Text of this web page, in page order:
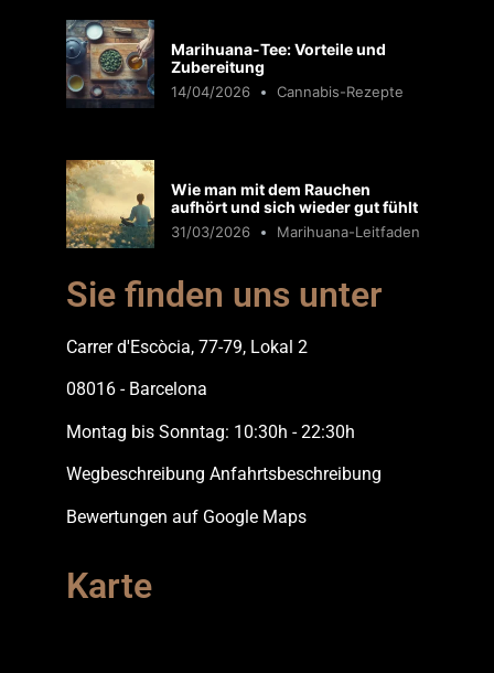
Marihuana-Tee: Vorteile und
Zubereitung
14/04/2026 Cannabis-Rezepte
Wie man mit dem Rauchen
aufhört und sich wieder gut fühlt
31/03/2026 Marihuana-Leitfaden
Sie finden uns unter
Carrer d'Escòcia, 77-79, Lokal 2
08016 - Barcelona
Montag bis Sonntag: 10:30h - 22:30h
Wegbeschreibung Anfahrtsbeschreibung
Bewertungen auf Google Maps
Karte